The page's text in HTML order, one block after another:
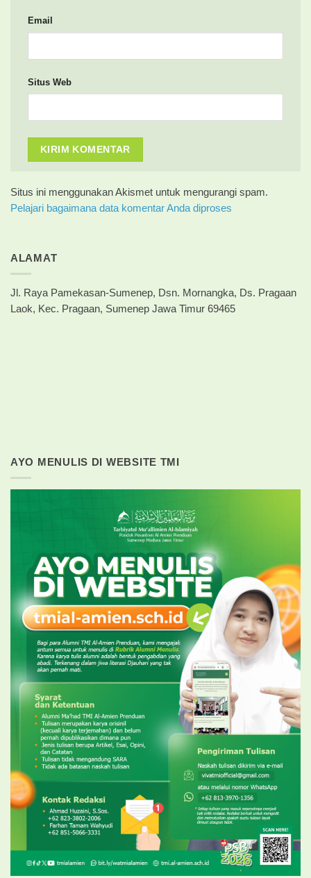
Email
Situs Web
Situs ini menggunakan Akismet untuk mengurangi spam.
Pelajari bagaimana data komentar Anda diproses
ALAMAT
Jl. Raya Pamekasan-Sumenep, Dsn. Mornangka, Ds. Pragaan
Laok, Kec. Pragaan, Sumenep Jawa Timur 69465
AYO MENULIS DI WEBSITE TMI